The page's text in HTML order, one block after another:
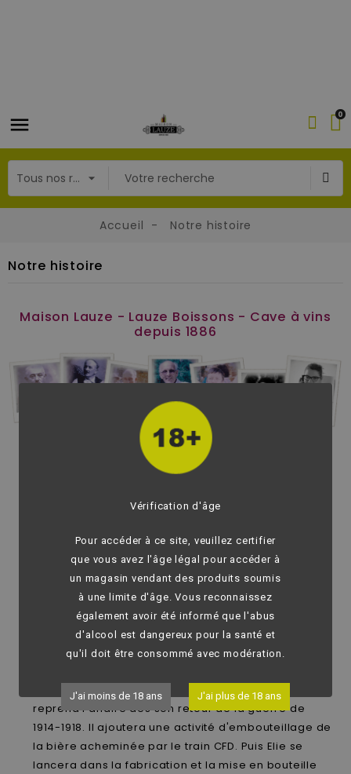
Vérification d'âge
Pour accéder à ce site, veuillez certifier
que vous avez l'âge légal pour accéder à
un magasin vendant des produits soumis
à une limite d'âge. Vous reconnaissez
également avoir été informé que l'abus
d'alcool est dangereux pour la santé et
qu'il doit être consommé avec modération.
J'ai moins de 18 ans J'ai plus de 18 ans
0
Accueil Notre histoire
Notre histoire
Maison Lauze - Lauze Boissons - Cave à vins
depuis 1886
c'est l'époque de la construction de la
Saint Privat de Vallongue pour être entrepreneur en
sur cette route, il fait bâtir le lieu dit "La Griffaret" et
en profite pour ouvrir une auberge relais pour les
services des diligences. Il était alors connu sous le
sobriquet de "Tantusse".
En 1886,en plus du négoce de matériaux de
construction, Louis commence à vendre du vin en
vrac qu'il livre à l'aide de charettes dans la Vallée
En 1906, son fils Elie le rejoint dans l'entreprise et
reprend l'affaire dès son retour de la guerre de
1914-1918. Il ajoutera une activité d'embouteillage de
la bière acheminée par le train CFD. Puis Elie se
lancera dans la fabrication et la mise en bouteille